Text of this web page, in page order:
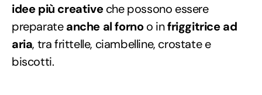
idee più creativeche possono essere
preparateanche al fornoo infriggitrice ad
aria, tra frittelle, ciambelline, crostate e
biscotti.